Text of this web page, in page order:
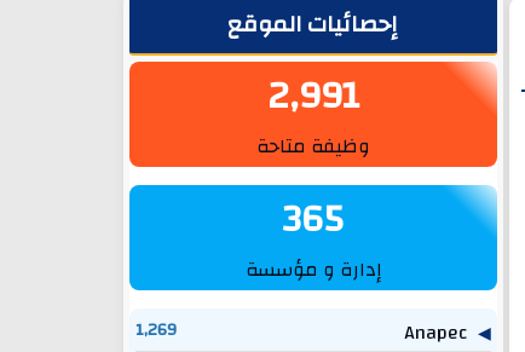
الشريط الجانبيإحصائيات الموقع
2,991
وظيفة متاحة
365
إدارة و مؤسسة
Anapec
1,269